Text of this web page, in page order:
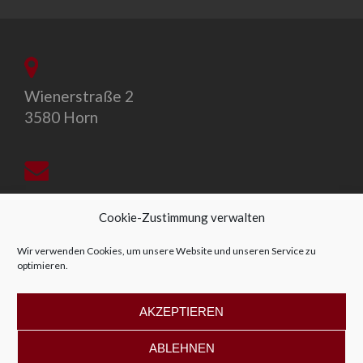
Cookie-Zustimmung verwalten
Wir verwenden Cookies, um unsere Website und unseren Service zu
optimieren.
AKZEPTIEREN
ABLEHNEN
Wienerstraße 2
3580 Horn
office@allegro-vivo.at